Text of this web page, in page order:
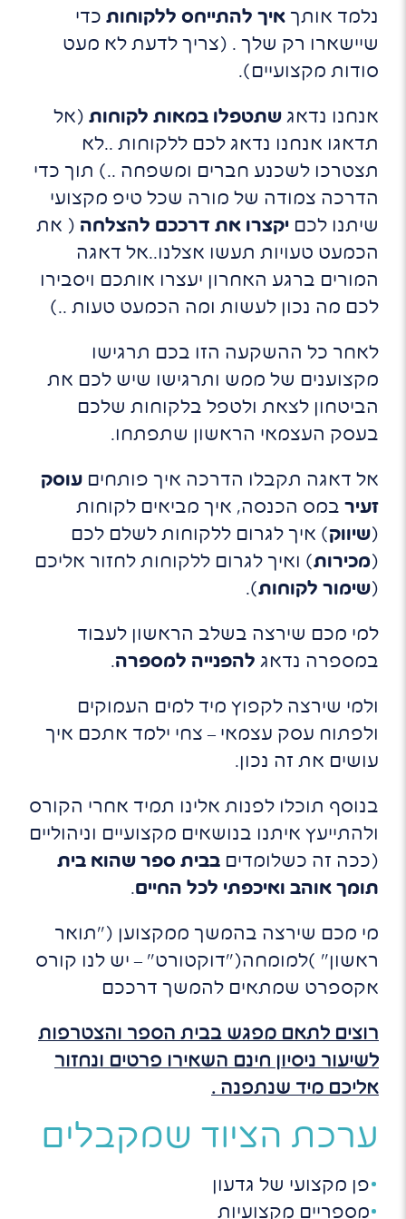
נלמד אותך איך להתייחס ללקוחות כדי
שיישארו רק שלך . (צריך לדעת לא מעט
סודות מקצועיים).
אנחנו נדאג שתטפלו במאות לקוחות (אל
תדאגו אנחנו נדאג לכם ללקוחות ..לא
תצטרכו לשכנע חברים ומשפחה ..) תוך כדי
הדרכה צמודה של מורה שכל טיפ מקצועי
שיתנו לכם יקצרו את דרככם להצלחה ( את
הכמעט טעויות תעשו אצלנו..אל דאגה
המורים ברגע האחרון יעצרו אותכם ויסבירו
לכם מה נכון לעשות ומה הכמעט טעות ..)
לאחר כל ההשקעה הזו בכם תרגישו
מקצוענים של ממש ותרגישו שיש לכם את
הביטחון לצאת ולטפל בלקוחות שלכם
בעסק העצמאי הראשון שתפתחו.
אל דאגה תקבלו הדרכה איך פותחים עוסק
זעיר במס הכנסה, איך מביאים לקוחות
(שיווק) איך לגרום ללקוחות לשלם לכם
(מכירות) ואיך לגרום ללקוחות לחזור אליכם
(שימור לקוחות).
למי מכם שירצה בשלב הראשון לעבוד
במספרה נדאג להפנייה למספרה.
ולמי שירצה לקפוץ מיד למים העמוקים
ולפתוח עסק עצמאי – צחי ילמד אתכם איך
עושים את זה נכון.
בנוסף תוכלו לפנות אלינו תמיד אחרי הקורס
ולהתייעץ איתנו בנושאים מקצועיים וניהוליים
(ככה זה כשלומדים בבית ספר שהוא בית
תומך אוהב ואיכפתי לכל החיים.
מי מכם שירצה בהמשך ממקצוען ("תואר
ראשון" )למומחה("דוקטורט" – יש לנו קורס
אקספרט שמתאים להמשך דרככם
רוצים לתאם מפגש בבית הספר והצטרפות
לשיעור ניסיון חינם השאירו פרטים ונחזור
אליכם מיד שנתפנה .
ערכת הציוד שמקבלים
פן מקצועי של גדעון
מספריים מקצועיות